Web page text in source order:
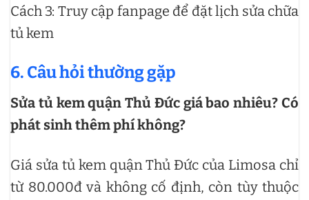
Cách 3: Truy cập fanpage để đặt lịch sửa chữa
tủ kem
6. Câu hỏi thường gặp
Sửa tủ kem quận Thủ Đức giá bao nhiêu? Có
phát sinh thêm phí không?
Giá sửa tủ kem quận Thủ Đức của Limosa chỉ
từ 80.000đ và không cố định, còn tùy thuộc